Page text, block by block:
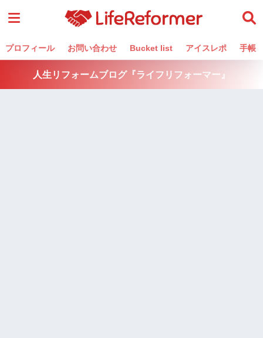
プロフィール お問い合わせ Bucket list アイスレポ 手帳
人生リフォームブログ『ライフリフォーマー』